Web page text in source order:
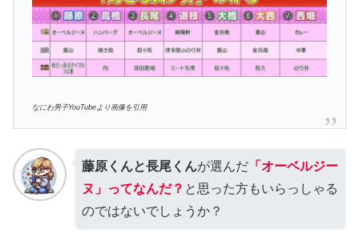
なにわ男子YouTubeより画像を引用
藤原くんと長尾くんが選んだ「 オーベルジー
ヌ 」ってなんだ？ と思った方もいらっしゃる
のではないでしょうか？